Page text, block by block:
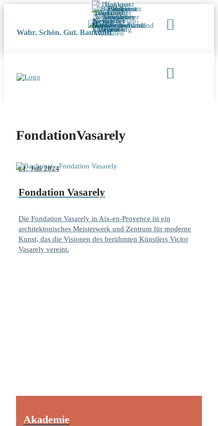
Wahr. Schön. Gut. Baukunst
FondationVasarely
21. Juli 2024
Fondation Vasarely
Die Fondation Vasarely in Aix-en-Provence ist ein
architektonisches Meisterwerk und Zentrum für moderne
Kunst, das die Visionen des berühmten Künstlers Victor
Vasarely vereint.
Akademie